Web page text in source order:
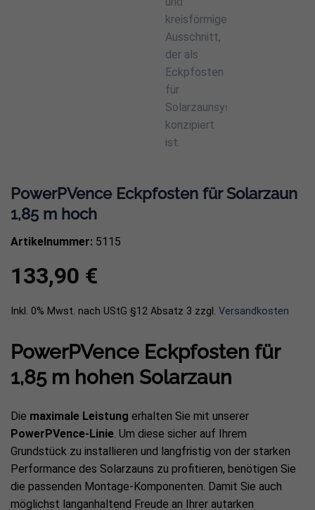
PowerPVence Eckpfosten für Solarzaun
1,85 m hoch
Artikelnummer: 5115
133,90 €
Inkl. 0% Mwst. nach UStG §12 Absatz 3 zzgl. Versandkosten
PowerPVence Eckpfosten für
1,85 m hohen Solarzaun
Die maximale Leistung erhalten Sie mit unserer
PowerPVence-Linie. Um diese sicher auf Ihrem
Grundstück zu installieren und langfristig von der starken
Performance des Solarzauns zu profitieren, benötigen Sie
die passenden Montage-Komponenten. Damit Sie auch
möglichst langanhaltend Freude an Ihrer autarken